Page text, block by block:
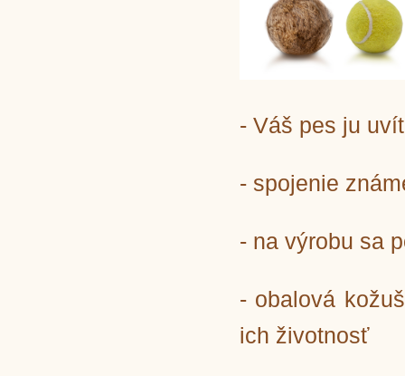
- Váš pes ju
- spojenie
- na výrobu sa
- obalová
ich životnosť